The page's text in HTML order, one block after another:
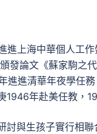
上海中華個人工
發論文《蘇家駒之
進進清華年夜學任
1946年赴美任教，
與生孩子實行相